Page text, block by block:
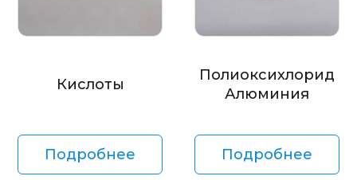
Кислоты
Подробнее
Полиоксихлорид
Алюминия
Подробнее